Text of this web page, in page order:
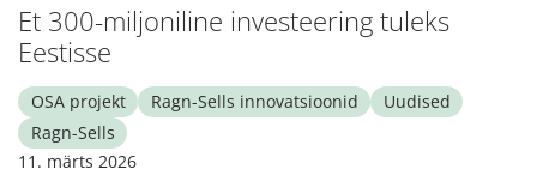
Et 300-miljoniline investeering tuleks
Eestisse
OSA projekt Ragn-Sells innovatsioonid
Uudised
Ragn-Sells
11. märts 2026